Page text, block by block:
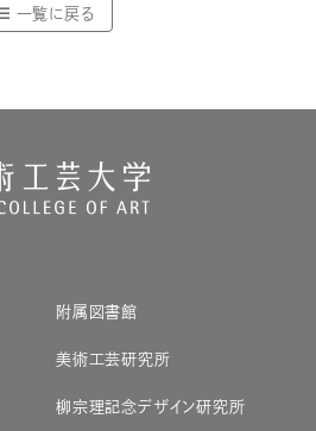
一覧に戻る
附属図書館
美術工芸研究所
柳宗理記念デザイン研究所